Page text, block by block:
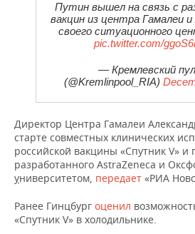
Путин вышел на связь с
вакцин из центра Гамалеи и
своего ситуационного
pic.twitter.com/
— Кремлевский
(@Kremlinpool_RIA)
Директор Центра Гамалеи
старте совместных клинических
российской вакцины «Спутник V» и
разработанного AstraZeneca и
университетом, передает «РИА
Ранее Гинцбург оценил
«Спутник V» в холодильнике.